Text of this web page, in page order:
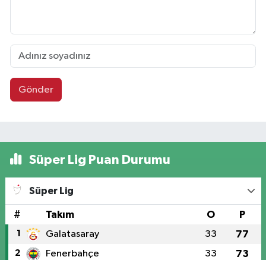
Gönder
Süper Lig Puan Durumu
Süper Lig
# Takım O P
1 Galatasaray 33 77
2 Fenerbahçe 33 73